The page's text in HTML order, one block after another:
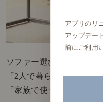
ソファー選びでは、つい
「2人で暮らしているか
「家族で使うから3人掛
アプリのリ
アップデー
前にご利用